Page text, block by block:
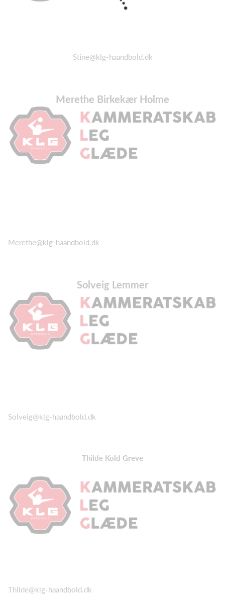
Stine@klg-haandbold.dk
Merethe Birkekær Holme
Merethe@klg-haandbold.dk
Solveig Lemmer
Solveig@klg-haandbold.dk
Thilde Kold Greve
Thilde@klg-haandbold.dk